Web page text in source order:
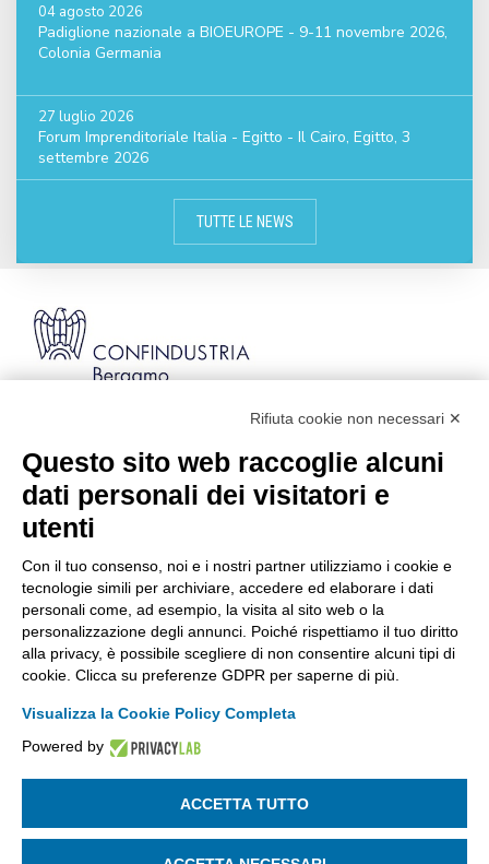
04 agosto 2026
Padiglione nazionale a BIOEUROPE - 9-11 novembre 2026,
Colonia Germania
27 luglio 2026
Forum Imprenditoriale Italia - Egitto - Il Cairo, Egitto, 3
settembre 2026
TUTTE LE NEWS
Codice Fiscale: 80021750163 | PEC:
info@pec.confindustriabergamo.it
CONFINDUSTRIA BERGAMO
ASSISTENZA & PRIVACY
La riproduzione, anche parziale, di qualsiasi informazione o
SEGUICI SU:
Rifiuta cookie non necessari ✕
Questo sito web raccoglie alcuni
dati personali dei visitatori e
utenti
Con il tuo consenso, noi e i nostri partner utilizziamo i cookie e
tecnologie simili per archiviare, accedere ed elaborare i dati
personali come, ad esempio, la visita al sito web o la
personalizzazione degli annunci. Poiché rispettiamo il tuo diritto
alla privacy, è possibile scegliere di non consentire alcuni tipi di
cookie. Clicca su preferenze GDPR per saperne di più.
Visualizza la Cookie Policy Completa
Powered by
ACCETTA TUTTO